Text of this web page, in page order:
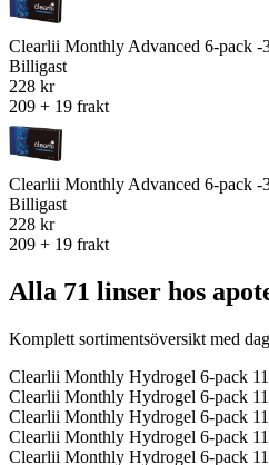
Clearlii Monthly Advanced 6-pack -
Billigast
228 kr
209 + 19 frakt
Clearlii Monthly Advanced 6-pack -
Billigast
228 kr
209 + 19 frakt
Alla 71 linser hos
Komplett sortimentsöversikt med
Clearlii Monthly Hydrogel 6-pack
Clearlii Monthly Hydrogel 6-pack
Clearlii Monthly Hydrogel 6-pack
Clearlii Monthly Hydrogel 6-pack
Clearlii Monthly Hydrogel 6-pack